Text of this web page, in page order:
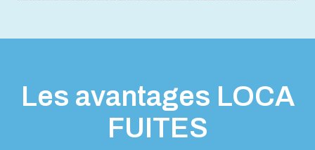
Les avantages LOCA
FUITES